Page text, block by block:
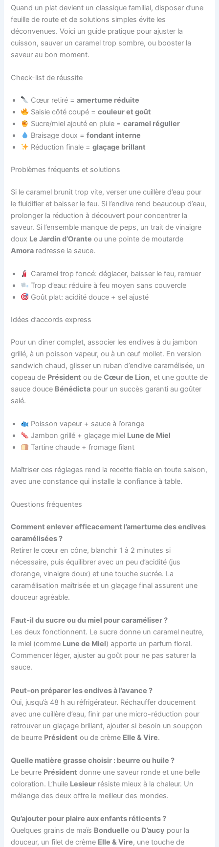
Quand un plat devient un classique familial, disposer d’une
feuille de route et de solutions simples évite les
déconvenues. Voici un guide pratique pour ajuster la
cuisson, sauver un caramel trop sombre, ou booster la
saveur au bon moment.
Check-list de réussite
Cœur retiré =amertume réduite
Saisie côté coupé =couleur et goût
Sucre/miel ajouté en pluie =caramel régulier
Braisage doux =fondant interne
Réduction finale =glaçage brillant
Problèmes fréquents et solutions
Si le caramel brunit trop vite, verser une cuillère d’eau pour
le fluidifier et baisser le feu. Si l’endive rend beaucoup d’eau,
prolonger la réduction à découvert pour concentrer la
saveur. Si l’ensemble manque de peps, un trait de vinaigre
doux Le Jardin d’Orante ou une pointe de moutarde
Amora redresse la sauce.
Caramel trop foncé: déglacer, baisser le feu, remuer
Trop d’eau: réduire à feu moyen sans couvercle
Goût plat: acidité douce + sel ajusté
Idées d’accords express
Pour un dîner complet, associer les endives à du jambon
grillé, à un poisson vapeur, ou à un œuf mollet. En version
sandwich chaud, glisser un ruban d’endive caramélisée, un
copeau de Président ou deCœur de Lion, et une goutte de
sauce douce Bénédicta pour un succès garanti au goûter
salé.
Poisson vapeur + sauce à l’orange
Jambon grillé + glaçage miel Lune de Miel
Tartine chaude + fromage filant
Maîtriser ces réglages rend la recette fiable en toute saison,
avec une constance qui installe la confiance à table.
Questions fréquentes
Comment enlever efficacement l’amertume des endives
caramélisées ?
Retirer le cœur en cône, blanchir 1 à 2 minutes si
nécessaire, puis équilibrer avec un peu d’acidité (jus
d’orange, vinaigre doux) et une touche sucrée. La
caramélisation maîtrisée et un glaçage final assurent une
douceur agréable.
Faut-il du sucre ou du miel pour caraméliser ?
Les deux fonctionnent. Le sucre donne un caramel neutre,
le miel (comme Lune de Miel) apporte un parfum floral.
Commencer léger, ajuster au goût pour ne pas saturer la
sauce.
Peut-on préparer les endives à l’avance ?
Oui, jusqu’à 48 h au réfrigérateur. Réchauffer doucement
avec une cuillère d’eau, finir par une micro-réduction pour
retrouver un glaçage brillant, ajouter si besoin un soupçon
de beurre Président ou de crème Elle & Vire.
Quelle matière grasse choisir : beurre ou huile ?
Le beurre Président donne une saveur ronde et une belle
coloration. L’huile Lesieur résiste mieux à la chaleur. Un
mélange des deux offre le meilleur des mondes.
Qu’ajouter pour plaire aux enfants réticents ?
Quelques grains de maïs Bonduelle ou D’aucy pour la
douceur, un filet de crème Elle & Vire, une touche de